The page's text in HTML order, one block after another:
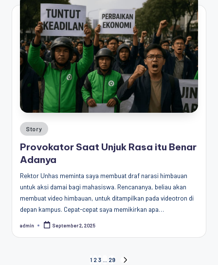
Posted
in
Story
Provokator Saat Unjuk Rasa itu Benar
Adanya
Rektor Unhas meminta saya membuat draf narasi himbauan
untuk aksi damai bagi mahasiswa. Rencananya, beliau akan
membuat video himbauan, untuk ditampilkan pada videotron di
depan kampus. Cepat-cepat saya memikirkan apa…
Posted
admin September 2, 2025
1 2 3 … 29